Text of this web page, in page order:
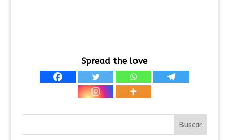
Spread the love